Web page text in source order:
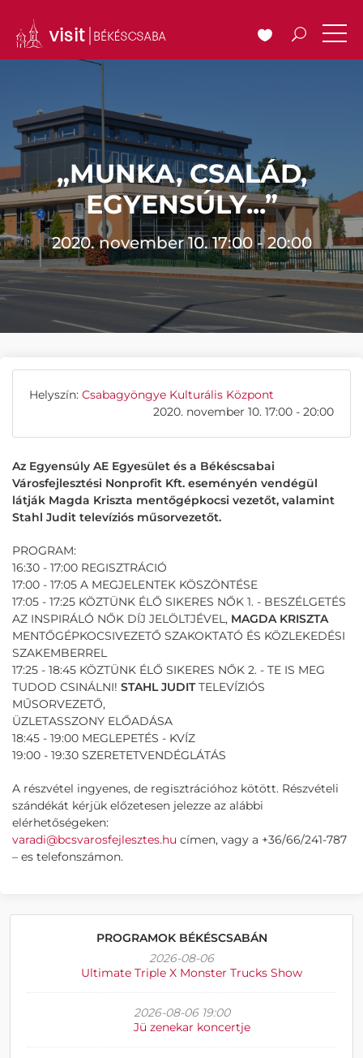
„MUNKA, CSALÁD,
EGYENSÚLY...”
2020. november 10. 17:00 - 20:00
Helyszín: Csabagyöngye Kulturális Központ
2020. november 10. 17:00 - 20:00
Az Egyensúly AE Egyesület és a Békéscsabai
Városfejlesztési Nonprofit Kft. eseményén vendégül
látják Magda Kriszta mentőgépkocsi vezetőt, valamint
Stahl Judit televíziós műsorvezetőt.
PROGRAM:
16:30 - 17:00 REGISZTRÁCIÓ
17:00 - 17:05 A MEGJELENTEK KÖSZÖNTÉSE
17:05 - 17:25 KÖZTÜNK ÉLŐ SIKERES NŐK 1. - BESZÉLGETÉS
AZ INSPIRÁLÓ NŐK DÍJ JELÖLTJÉVEL, MAGDA KRISZTA
MENTŐGÉPKOCSIVEZETŐ SZAKOKTATÓ ÉS KÖZLEKEDÉSI
SZAKEMBERREL
17:25 - 18:45 KÖZTÜNK ÉLŐ SIKERES NŐK 2. - TE IS MEG
TUDOD CSINÁLNI! STAHL JUDITTELEVÍZIÓS
MŰSORVEZETŐ,
ÜZLETASSZONY ELŐADÁSA
18:45 - 19:00 MEGLEPETÉS - KVÍZ
19:00 - 19:30 SZERETETVENDÉGLÁTÁS
A részvétel ingyenes, de regisztrációhoz kötött. Részvételi
szándékát kérjük előzetesen jelezze az alábbi
elérhetőségeken:
varadi@bcsvarosfejlesztes.hu címen, vagy a +36/66/241-787
– es telefonszámon.
PROGRAMOK BÉKÉSCSABÁN
2026-08-06
Ultimate Triple X Monster Trucks Show
2026-08-06 19:00
Jü zenekar koncertje